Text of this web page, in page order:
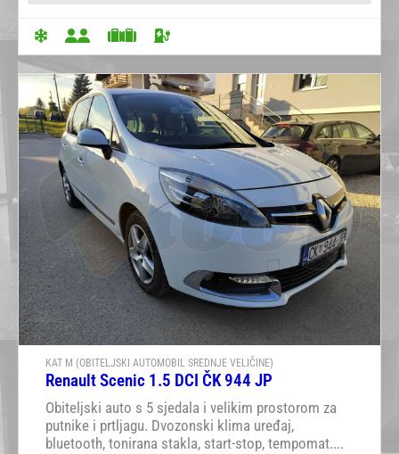
KAT M (OBITELJSKI AUTOMOBIL SREDNJE VELIČINE)
Renault Scenic 1.5 DCI ČK 944 JP
Obiteljski auto s 5 sjedala i velikim prostorom za
putnike i prtljagu. Dvozonski klima uređaj,
bluetooth, tonirana stakla, start-stop, tempomat....